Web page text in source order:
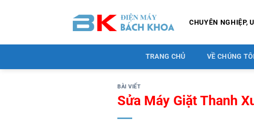
dung
CHUYÊN NGHIỆP,
TRANG CHỦ VỀ CHÚNG TÔI
BÀI VIẾT
Sửa Máy Giặt Thanh